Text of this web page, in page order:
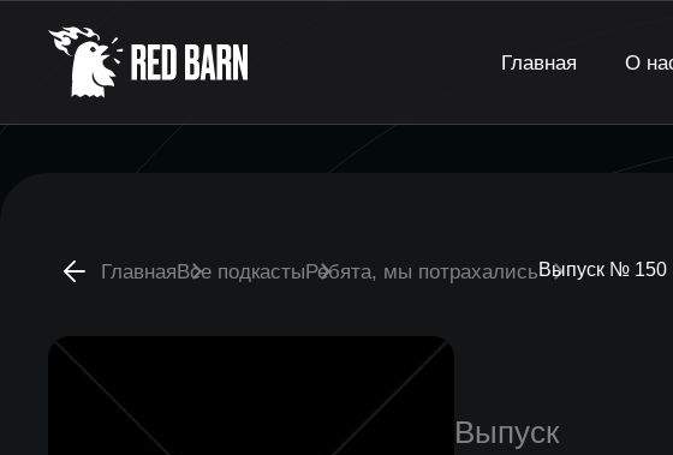
Главная О
ГлавнаяВсе подкастыРебята, мы потрахалисьВыпуск № 150
Выпуск